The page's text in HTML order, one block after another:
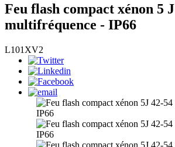
Feu flash compact xénon 5 J
multifréquence - IP66
L101XV2